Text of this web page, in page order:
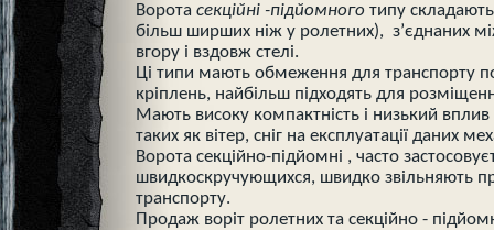
Ворота секційні -підйомного типу
більш ширших ніж у ролетних), з’єднаних
вгору і вздовж стелі.
Ці типи мають обмеження для транспорту
кріплень, найбільш підходять для
Мають високу компактність і низький
таких як вітер, сніг на експлуатації даних
Ворота секційно-підйомні , часто
швидкоскручующихся, швидко звільняють
транспорту.
Продаж воріт ролетних та секційно -